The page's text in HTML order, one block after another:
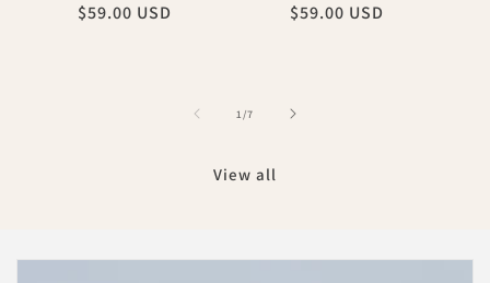
price
$59.00 USD
price
$59.00 USD
1/of
7
View all